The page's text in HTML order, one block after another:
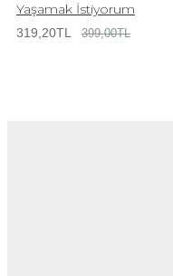
Yaşamak İstiyorum
319,20TL 399,00TL